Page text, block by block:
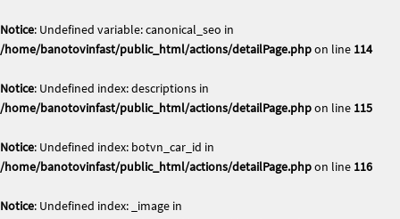
Notice: Undefined variable: canonical_seo in
/home/banotovinfast/public_html/actions/detailPage.phpon line 114
Notice: Undefined index: descriptions in
/home/banotovinfast/public_html/actions/detailPage.phpon line 115
Notice: Undefined index: botvn_car_id in
/home/banotovinfast/public_html/actions/detailPage.phpon line 116
Notice: Undefined index: _image in